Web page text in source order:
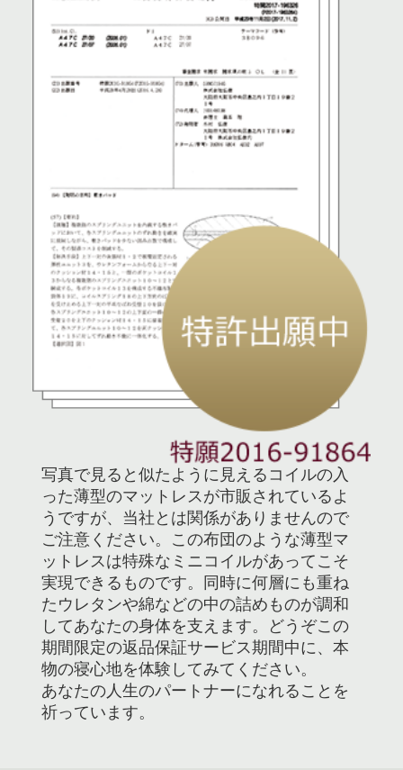
写真で見ると似たように見えるコイルの入
った薄型のマットレスが市販されているよ
うですが、当社とは関係がありませんので
ご注意ください。この布団のような薄型マ
ットレスは特殊なミニコイルがあってこそ
実現できるものです。同時に何層にも重ね
たウレタンや綿などの中の詰めものが調和
してあなたの身体を支えます。どうぞこの
期間限定の返品保証サービス期間中に、本
物の寝心地を体験してみてください。
あなたの人生のパートナーになれることを
祈っています。